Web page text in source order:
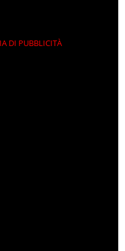
DI PUBBLICITÀ